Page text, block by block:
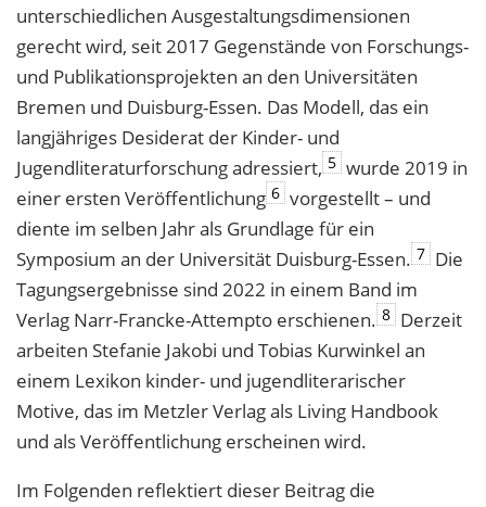
unterschiedlichen Ausgestaltungsdimensionen
gerecht wird, seit 2017 Gegenstände von Forschungs-
und Publikationsprojekten an den Universitäten
Bremen und Duisburg-Essen. Das Modell, das ein
langjähriges Desiderat der Kinder- und
Jugendliteraturforschung adressiert, 5 wurde 2019 in
einer ersten Veröffentlichung 6 vorgestellt – und
diente im selben Jahr als Grundlage für ein
Symposium an der Universität Duisburg-Essen. 7 Die
Tagungsergebnisse sind 2022 in einem Band im
Verlag Narr-Francke-Attempto erschienen. 8 Derzeit
arbeiten Stefanie Jakobi und Tobias Kurwinkel an
einem Lexikon kinder- und jugendliterarischer
Motive, das im Metzler Verlag als Living Handbook
und als Veröffentlichung erscheinen wird.
Im Folgenden reflektiert dieser Beitrag die